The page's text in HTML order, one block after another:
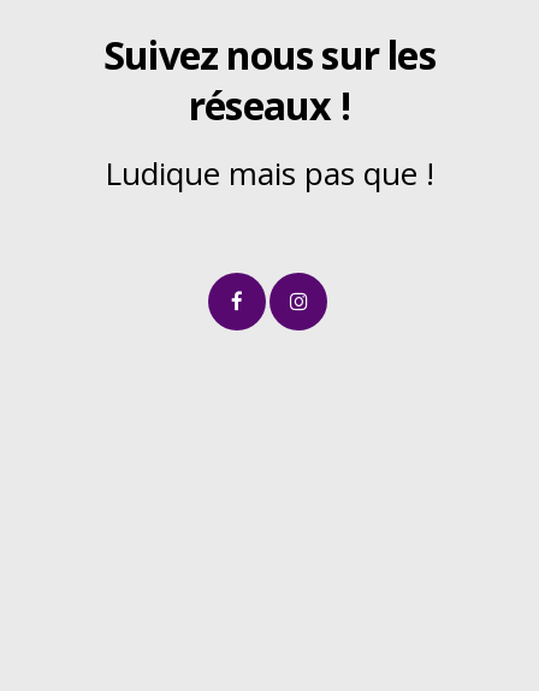
Suivez nous sur les
réseaux !
Ludique mais pas que !